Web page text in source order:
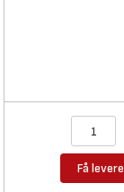
Få